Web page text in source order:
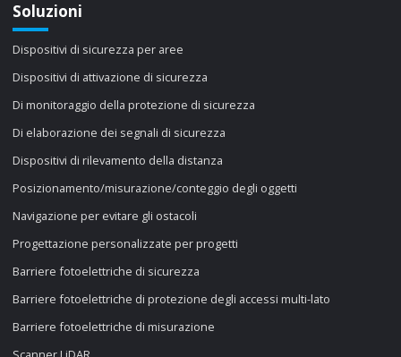
Soluzioni
Dispositivi di sicurezza per aree
Dispositivi di attivazione di sicurezza
Di monitoraggio della protezione di sicurezza
Di elaborazione dei segnali di sicurezza
Dispositivi di rilevamento della distanza
Posizionamento/misurazione/conteggio degli oggetti
Navigazione per evitare gli ostacoli
Progettazione personalizzate per progetti
Barriere fotoelettriche di sicurezza
Barriere fotoelettriche di protezione degli accessi multi-lato
Barriere fotoelettriche di misurazione